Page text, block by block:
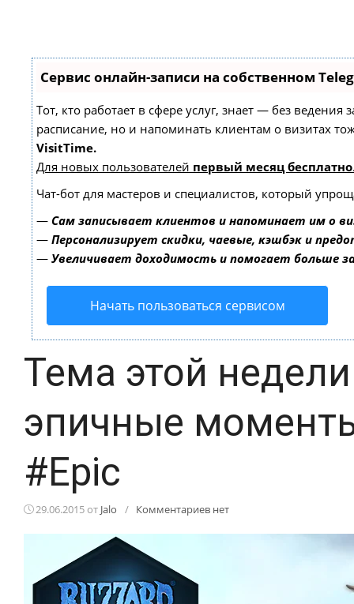
Сервис онлайн-записи на собственном
Тот, кто работает в сфере услуг, знает — без
расписание, но и напоминать клиентам о визитах
VisitTime.
Для новых пользователей первый месяц бесплатно
Чат-бот для мастеров и специалистов, который
— Сам записывает клиентов и напоминает им о
— Персонализирует скидки, чаевые, кэшбэк и
— Увеличивает доходимость и помогает больше
Начать пользоваться сервисом
Тема этой
эпичные
#Epic
29.06.2015от Jalo / Комментариев нет